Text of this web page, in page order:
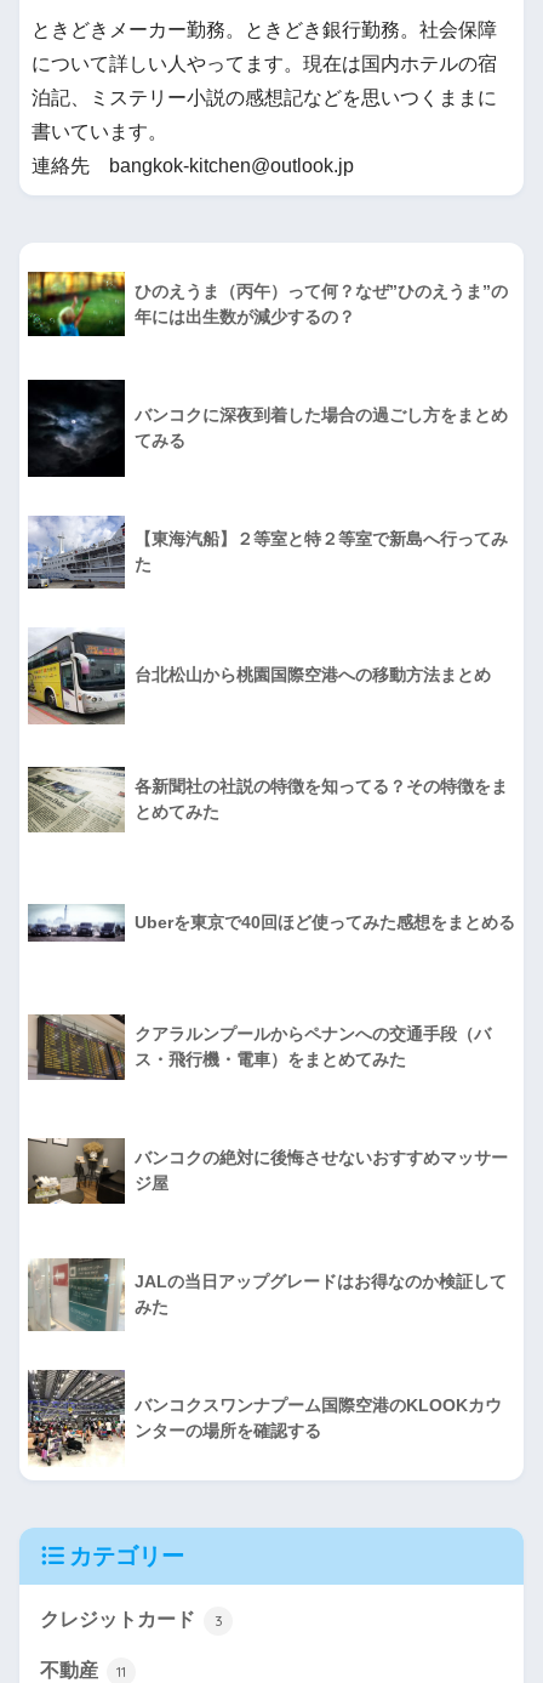
ときどきメーカー勤務。ときどき銀行勤務。社会保障
について詳しい人やってます。現在は国内ホテルの宿
泊記、ミステリー小説の感想記などを思いつくままに
書いています。
連絡先 bangkok-kitchen@outlook.jp
ひのえうま（丙午）って何？なぜ”ひのえうま”の
年には出生数が減少するの？
バンコクに深夜到着した場合の過ごし方をまとめ
てみる
【東海汽船】２等室と特２等室で新島へ行ってみ
た
台北松山から桃園国際空港への移動方法まとめ
各新聞社の社説の特徴を知ってる？その特徴をま
とめてみた
Uberを東京で40回ほど使ってみた感想をまとめる
クアラルンプールからペナンへの交通手段（バ
ス・飛行機・電車）をまとめてみた
バンコクの絶対に後悔させないおすすめマッサー
ジ屋
JALの当日アップグレードはお得なのか検証して
みた
バンコクスワンナプーム国際空港のKLOOKカウ
ンターの場所を確認する
カテゴリー
クレジットカード 3
不動産 11